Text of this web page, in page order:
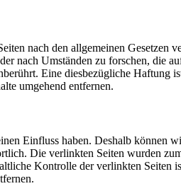
nach den allgemeinen
nach Umständen zu forschen,
Eine diesbezügliche
umgehend entfernen.
Einfluss haben. Deshalb können
Die verlinkten Seiten wurden
Kontrolle der verlinkten Seiten